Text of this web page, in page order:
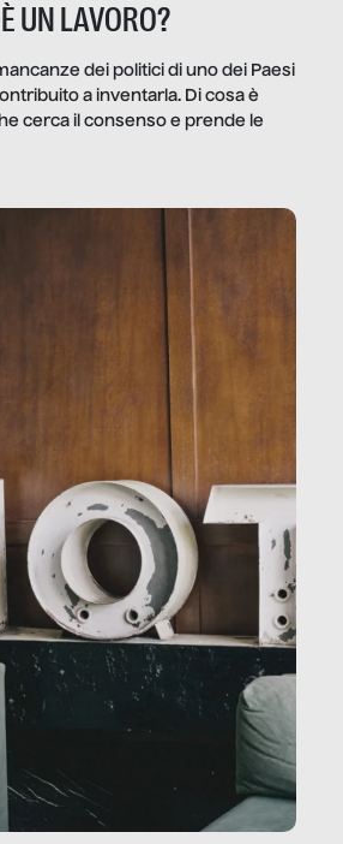
UN LAVORO?
dei politici di uno dei Paesi
a inventarla. Di cosa è
cerca il consenso e prende le